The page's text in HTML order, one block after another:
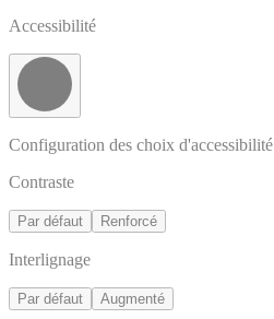
Accessibilité
Configuration des choix d'accessibilité
Contraste
Par défaut Renforcé
Interlignage
Par défaut Augmenté